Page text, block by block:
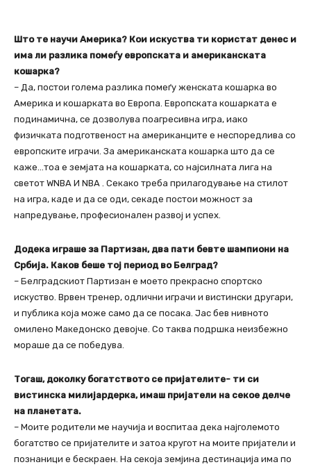
Што те научи Америка? Кои искуства ти користат денес и
има ли разлика помеѓу европската и американската
кошарка?
– Да, постои голема разлика помеѓу женската кошарка во
Америка и кошарката во Европа. Европската кошарката е
подинамична, се дозволува поагресивна игра, иако
физичката подготвеност на американците е неспоредлива со
европските играчи. За американската кошарка што да се
каже…тоа е земјата на кошарката, со најсилната лига на
светот WNBA И NBA . Секако треба прилагодување на стилот
на игра, каде и да се оди, секаде постои можност за
напредување, професионален развој и успех.
Додека играше за Партизан, два пати бевте шампиони на
Србија. Каков беше тој период во Белград?
– Белградскиот Партизан е моето прекрасно спортско
искуство. Врвен тренер, одлични играчи и вистински другари,
и публика која може само да се посака. Јас бев нивното
омилено Македонско девојче. Со таква подршка неизбежно
мораше да се победува.
Тогаш, доколку богатството се пријателите- ти си
вистинска милијардерка, имаш пријатели на секое делче
на планетата.
– Моите родители ме научија и воспитаа дека најголемото
богатство се пријателите и затоа кругот на моите пријатели и
познаници е бескраен. На секоја земјина дестинација има по